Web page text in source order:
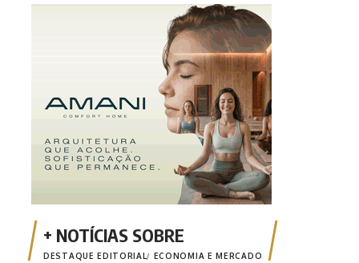
DESTAQUE EDITORIAL ECONOMIA E MERCADO